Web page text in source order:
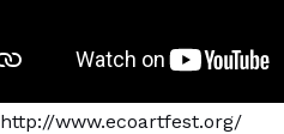
http://www.ecoartfest.org/